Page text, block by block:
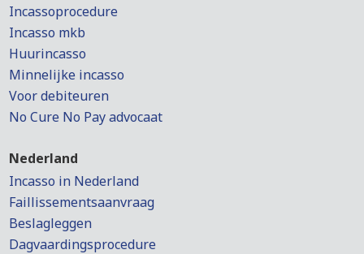
Incassoprocedure
Incasso mkb
Huurincasso
Minnelijke incasso
Voor debiteuren
No Cure No Pay advocaat
Nederland
Incasso in Nederland
Faillissementsaanvraag
Beslagleggen
Dagvaardingsprocedure